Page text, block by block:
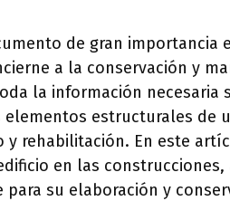
de gran importancia
a la conservación y
la información necesaria
estructurales de
y rehabilitación. En este
en las
su elaboración y